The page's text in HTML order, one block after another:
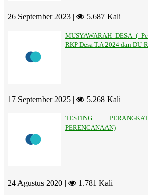
26 September 2023 | 5.687 Kali
MUSYAWARAH DESA (
RKP Desa T.A 2024 dan DU-
17 September 2025 | 5.268 Kali
TESTING
PERENCANAAN)
24 Agustus 2020 | 1.781 Kali